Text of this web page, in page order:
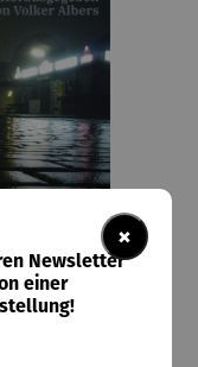
×
Newsletter
einer